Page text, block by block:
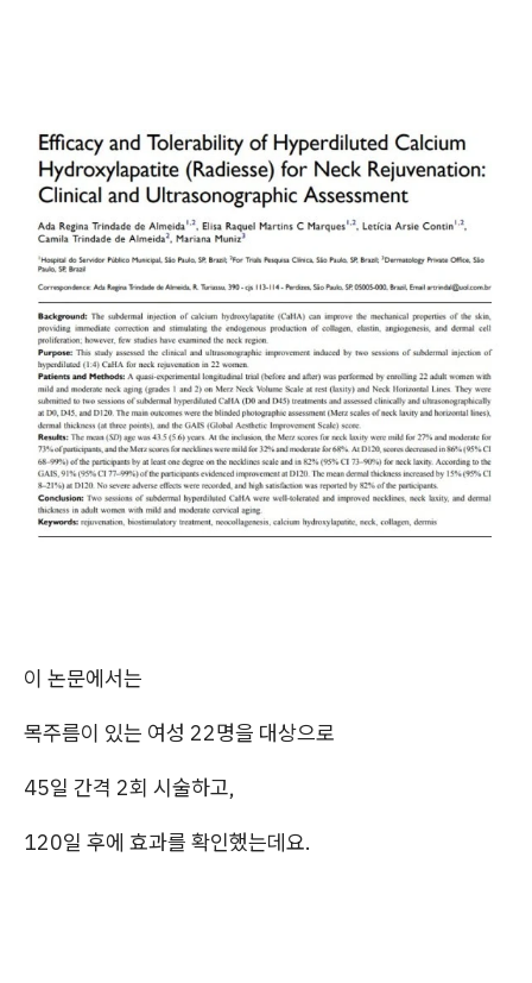
이 논문에서는
목주름이 있는 여성 22명을 대상으로
45일 간격 2회 시술하고,
120일 후에 효과를 확인했는데요.